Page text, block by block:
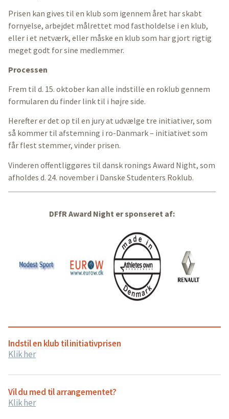
Prisen kan gives til en klub som igennem året har skabt
fornyelse, arbejdet målrettet mod fastholdelse i en klub,
eller i et netværk, eller måske en klub som har gjort rigtig
meget godt for sine medlemmer.
Processen
Frem til d. 15. oktober kan alle indstille en roklub gennem
formularen du finder link til i højre side.
Herefter er det op til en jury at udvælge tre initiativer, som
så kommer til afstemning i ro-Danmark – initiativet som
får flest stemmer, vinder prisen.
Vinderen offentliggøres til dansk ronings Award Night, som
afholdes d. 24. november i Danske Studenters Roklub.
DFfR Award Night er sponseret af:
Indstil en klub til initiativprisen
Klik her
Vil du med til arrangementet?
Klik her